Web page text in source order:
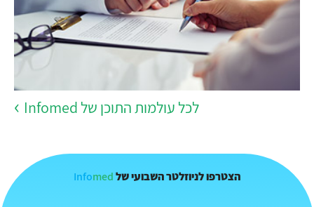
לכל עולמות התוכן של Infomed
הצטרפו לניוזלטר השבועי של Infomed